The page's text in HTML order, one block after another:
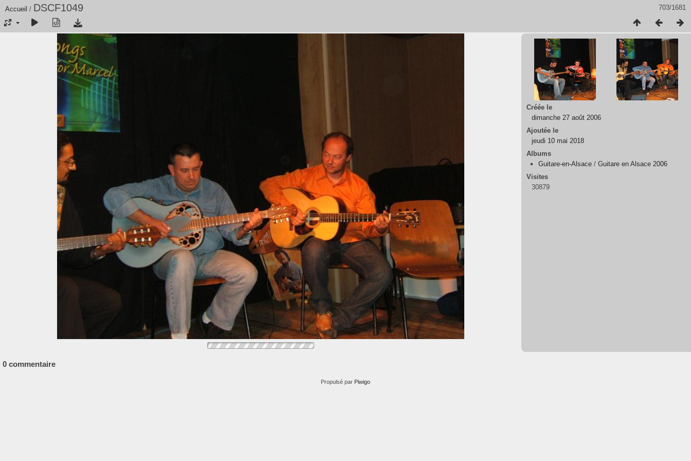
703/1681
Accueil / DSCF1049
Créée le
dimanche 27 août 2006
Ajoutée le
jeudi 10 mai 2018
Albums
Guitare-en-Alsace / Guitare en Alsace 2006
Visites
30879
0 commentaire
Propulsé par Piwigo